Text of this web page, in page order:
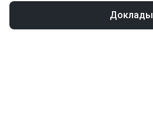
Доклады